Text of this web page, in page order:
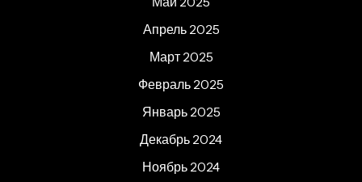
Апрель 2025
Март 2025
Февраль 2025
Январь 2025
Декабрь 2024
Ноябрь 2024